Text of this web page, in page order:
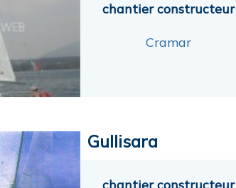
chantier constructeur
Cramar
Gullisara